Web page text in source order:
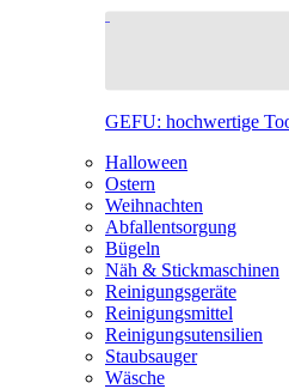
GEFU: hochwertige
Halloween
Ostern
Weihnachten
Abfallentsorgung
Bügeln
Näh & Stickmaschinen
Reinigungsgeräte
Reinigungsmittel
Reinigungsutensilien
Staubsauger
Wäsche